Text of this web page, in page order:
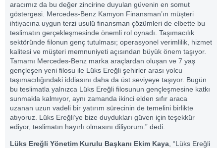
aracımız da bu değer zincirine duyulan güvenin en somut
göstergesi. Mercedes-Benz Kamyon Finansman’ın müşteri
ihtiyacına uygun terzi usulü finansman çözümleri de elbette bu
teslimatın gerçekleşmesinde önemli rol oynadı. Taşımacılık
sektöründe filonun genç tutulması; operasyonel verimlilik, hizmet
kalitesi ve müşteri memnuniyeti açısından büyük önem taşıyor.
Tamamı Mercedes-Benz marka araçlardan oluşan ve 7 yaş
gençleşen yeni filosu ile Lüks Ereğli şehirler arası yolcu
taşımacılığındaki iddiasını daha da üst seviyeye taşıyor. Bugün
bu teslimatla yalnızca Lüks Ereğli filosunun gençleşmesine katkı
sunmakla kalmıyor, aynı zamanda ikinci elden sıfır araca
uzanan uzun vadeli bir yatırım sürecinin de temelini birlikte
atıyoruz. Lüks Ereğli’ye bize duydukları güven için teşekkür
ediyor, teslimatın hayırlı olmasını diliyorum.” dedi.
Lüks Ereğli Yönetim Kurulu Başkanı Ekim Kaya , “Lüks Ereğli